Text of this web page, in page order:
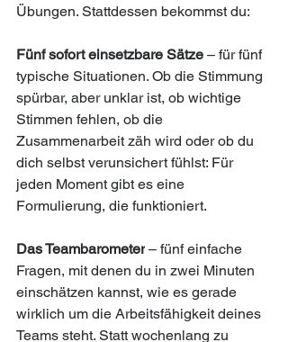
Übungen. Stattdessen bekommst du:
Fünf sofort einsetzbare Sätze – für fünf
typische Situationen. Ob die Stimmung
spürbar, aber unklar ist, ob wichtige
Stimmen fehlen, ob die
Zusammenarbeit zäh wird oder ob du
dich selbst verunsichert fühlst: Für
jeden Moment gibt es eine
Formulierung, die funktioniert.
Das Teambarometer – fünf einfache
Fragen, mit denen du in zwei Minuten
einschätzen kannst, wie es gerade
wirklich um die Arbeitsfähigkeit deines
Teams steht. Statt wochenlang zu